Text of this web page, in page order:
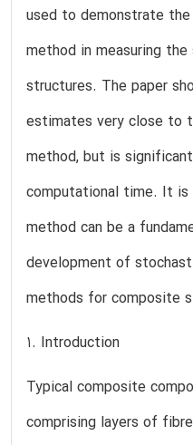
used to demonstrate
method in measuring
structures. The paper
estimates very close to
method, but is
computational time. It
method can be a
development of
methods for composite
1. Introduction
Typical composite
comprising layers of